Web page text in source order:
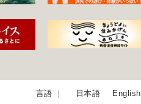
日本語 English